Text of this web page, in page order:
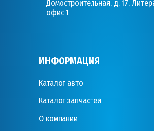
Домостроительная, д. 17,
офис 1
ИНФОРМАЦИЯ
Каталог авто
Каталог запчастей
О компании